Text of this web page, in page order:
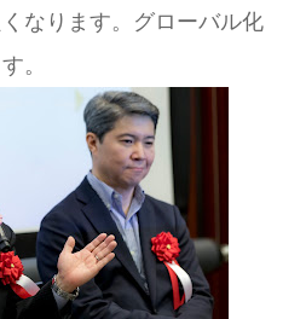
なります。グローバル化
。